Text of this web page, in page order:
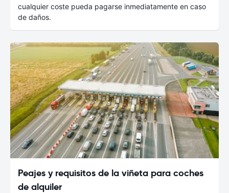
cualquier coste pueda pagarse inmediatamente en caso
de daños.
Peajes y requisitos de la viñeta para coches
de alquiler